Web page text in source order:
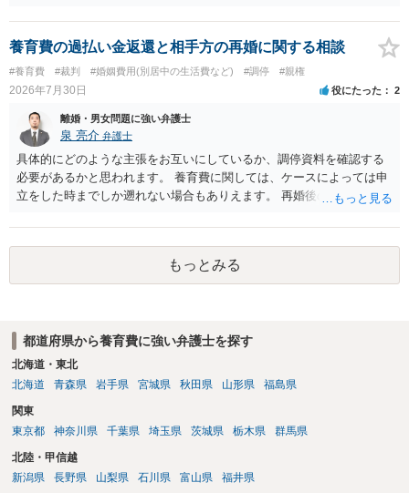
養育費の過払い金返還と相手方の再婚に関する相談
#養育費 #裁判 #婚姻費用(別居中の生活費など) #調停 #親権
2026年7月30日 役にたった 2
離婚・男女問題に強い弁護士
泉 亮介 弁護士
具体的にどのような主張をお互いにしているか、調停資料を確認する
必要があるかと思われます。 養育費に関しては、ケースによっては申
立をした時までしか遡れない場合もありえます。 再婚後の相手方の行
養育費に関するやりとり等があればそちらについても確認する必要が
あるでしょう。 公開相談の場での回答よりも個別に弁護士にご相談さ
れることをお勧めいたします。もっとみる
都道府県から養育費に強い弁護士を探す
北海道・東北
北海道
青森県 岩手県 宮城県 秋田県 山形県 福島県
関東
東京都
神奈川県 千葉県 埼玉県 茨城県 栃木県 群馬県
北陸・甲信越
新潟県
長野県 山梨県 石川県 富山県 福井県